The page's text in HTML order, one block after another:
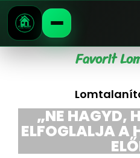
Favorit
„NE HAGYD,
ELFOGLALJA A